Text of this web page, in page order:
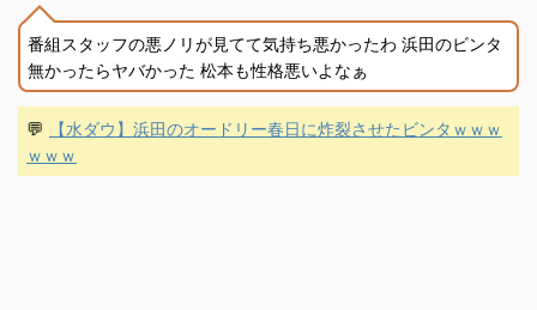
番組スタッフの悪ノリが見てて気持ち悪かったわ 浜田のビンタ
無かったらヤバかった 松本も性格悪いよなぁ
💬
【水ダウ】浜田のオードリー春日に炸裂させたビンタｗｗｗ
ｗｗｗ